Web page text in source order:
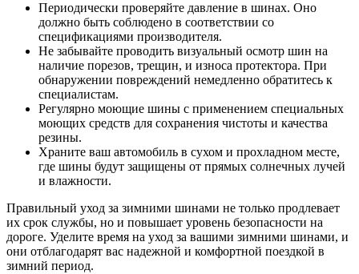
Периодически проверяйте давление в шинах. Оно
должно быть соблюдено в соответствии со
спецификациями производителя.
Не забывайте проводить визуальный осмотр шин на
наличие порезов, трещин, и износа протектора. При
обнаружении повреждений немедленно обратитесь к
специалистам.
Регулярно моющие шины с применением специальных
моющих средств для сохранения чистоты и качества
резины.
Храните ваш автомобиль в сухом и прохладном месте,
где шины будут защищены от прямых солнечных лучей
и влажности.
Правильный уход за зимними шинами не только продлевает
их срок службы, но и повышает уровень безопасности на
дороге. Уделите время на уход за вашими зимними шинами, и
они отблагодарят вас надежной и комфортной поездкой в
зимний период.